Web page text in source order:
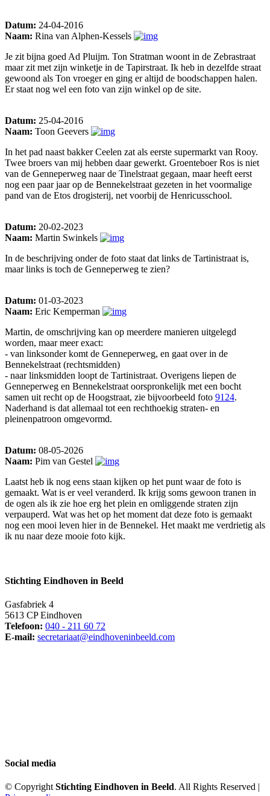
Datum: 24-04-2016
Naam: Rina van Alphen-Kessels
Je zit bijna goed Ad Pluijm. Ton Stratman woont in de Zebrastraat
maar zit met zijn winketje in de Tapirstraat. Ik heb in dezelfde straat
gewoond als Ton vroeger en ging er altijd de boodschappen halen.
Er staat nog wel een foto van zijn winkel op de site.
Datum: 25-04-2016
Naam: Toon Geevers
In het pad naast bakker Ceelen zat als eerste supermarkt van Rooy.
Twee broers van mij hebben daar gewerkt. Groenteboer Ros is niet
van de Genneperweg naar de Tinelstraat gegaan, maar heeft eerst
nog een paar jaar op de Bennekelstraat gezeten in het voormalige
pand van de Etos drogisterij, net voorbij de Henricusschool.
Datum: 20-02-2023
Naam: Martin Swinkels
In de beschrijving onder de foto staat dat links de Tartinistraat is,
maar links is toch de Genneperweg te zien?
Datum: 01-03-2023
Naam: Eric Kemperman
Martin, de omschrijving kan op meerdere manieren uitgelegd
worden, maar meer exact:
- van linksonder komt de Genneperweg, en gaat over in de
Bennekelstraat (rechtsmidden)
- naar linksmidden loopt de Tartinistraat. Overigens liepen de
Genneperweg en Bennekelstraat oorspronkelijk met een bocht
samen uit recht op de Hoogstraat, zie bijvoorbeeld foto 9124.
Naderhand is dat allemaal tot een rechthoekig straten- en
pleinenpatroon omgevormd.
Datum: 08-05-2026
Naam: Pim van Gestel
Laatst heb ik nog eens staan kijken op het punt waar de foto is
gemaakt. Wat is er veel veranderd. Ik krijg soms gewoon tranen in
de ogen als ik zie hoe erg het plein en omliggende straten zijn
verpauperd. Wat was het op het moment dat deze foto is gemaakt
nog een mooi leven hier in de Bennekel. Het maakt me verdrietig als
ik nu naar deze mooie foto kijk.
Stichting Eindhoven in Beeld
Gasfabriek 4
5613 CP Eindhoven
Telefoon: 040 - 211 60 72
E-mail: secretariaat@eindhoveninbeeld.com
Social media
© CopyrightStichting Eindhoven in Beeld. All Rights Reserved |